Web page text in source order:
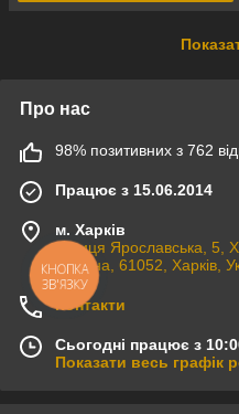
Про нас
98% позитивних з 762
Працює з 15.06.2014
м. Харків
вулиця Ярославська, 5,
Україна, 61052, Харків,
Контакти
Сьогодні працює з
Показати весь графік
КНОПКА
ЗВ'ЯЗКУ